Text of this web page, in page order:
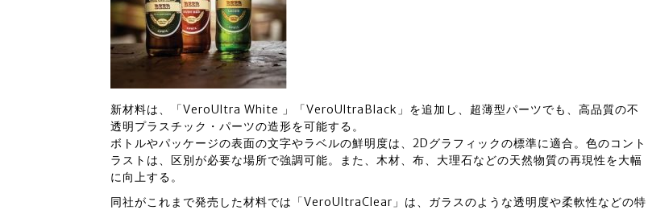
新材料は、「VeroUltra White 」「VeroUltraBlack」を追加し、超薄型パーツでも、高品質の不
透明プラスチック・パーツの造形を可能する。
ボトルやパッケージの表面の文字やラベルの鮮明度は、2Dグラフィックの標準に適合。色のコント
ラストは、区別が必要な場所で強調可能。また、木材、布、大理石などの天然物質の再現性を大幅
に向上する。
同社がこれまで発売した材料では「VeroUltraClear」は、ガラスのような透明度や柔軟性などの特